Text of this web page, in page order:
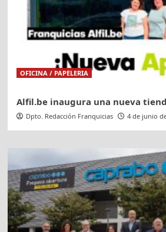
OFICINA / PAPELERIA
Alfil.be inaugura una nueva
Dpto. Redacción Franquicias 4 de junio